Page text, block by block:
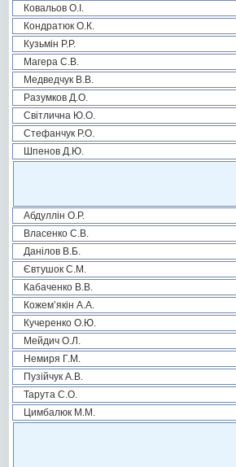
Ковальов О.І.
Кондратюк О.К.
Кузьмін Р.Р.
Магера С.В.
Медведчук В.В.
Разумков Д.О.
Світлична Ю.О.
Стефанчук Р.О.
Шпенов Д.Ю.
Абдуллін О.Р.
Власенко С.В.
Данілов В.Б.
Євтушок С.М.
Кабаченко В.В.
Кожем’якін А.А.
Кучеренко О.Ю.
Мейдич О.Л.
Немиря Г.М.
Пузійчук А.В.
Тарута С.О.
Цимбалюк М.М.